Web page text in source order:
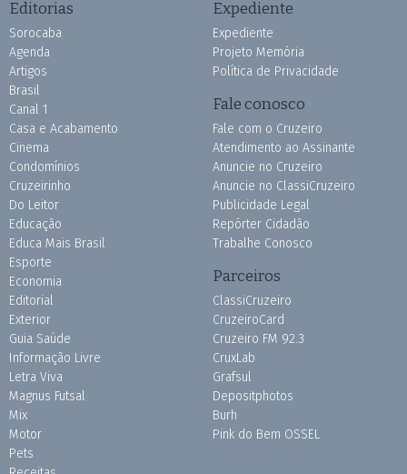
Editorias
Sorocaba
Agenda
Artigos
Brasil
Canal 1
Casa e Acabamento
Cinema
Condomínios
Cruzeirinho
Do Leitor
Educação
Educa Mais Brasil
Esporte
Economia
Editorial
Exterior
Guia Saúde
Informação Livre
Letra Viva
Magnus Futsal
Mix
Motor
Pets
Expediente
Expediente
Projeto Memória
Política de Privacidade
Fale conosco
Fale com o Cruzeiro
Atendimento ao Assinante
Anuncie no Cruzeiro
Anuncie no ClassiCruzeiro
Publicidade Legal
Repórter Cidadão
Trabalhe Conosco
Parceiros
ClassiCruzeiro
CruzeiroCard
Cruzeiro FM 92.3
CruxLab
Grafsul
Depositphotos
Burh
Pink do Bem OSSEL